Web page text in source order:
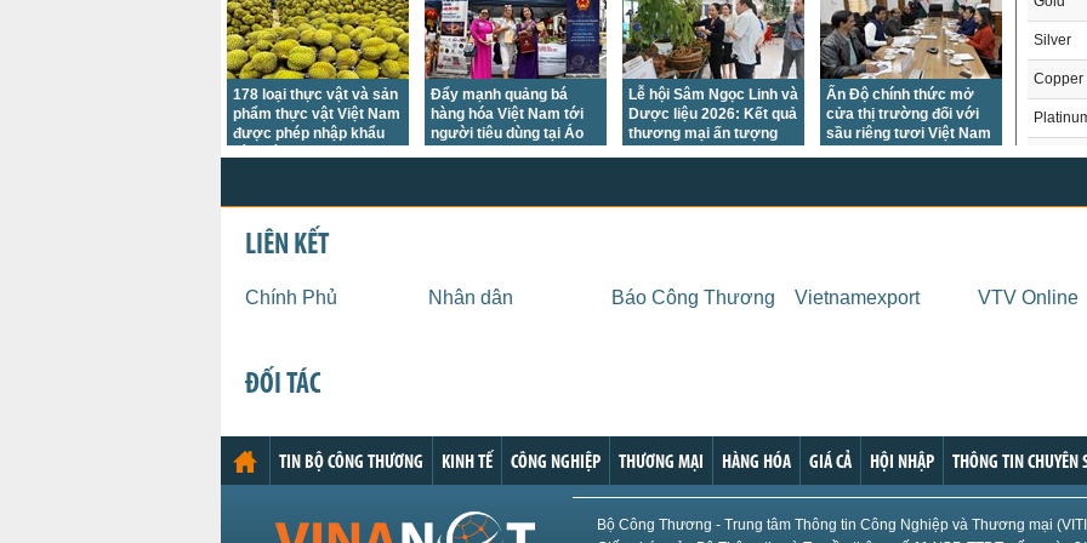
178 loại thực vật và sản
phẩm thực vật Việt Nam
được phép nhập khẩu
Đẩy mạnh quảng bá
hàng hóa Việt Nam tới
người tiêu dùng tại Áo
Lễ hội Sâm Ngọc Linh và
Dược liệu 2026: Kết quả
thương mại ấn tượng
Ấn Độ chính thức mở
cửa thị trường đối với
sầu riêng tươi Việt Nam
Silver
Copper
US
LIÊN KẾT
Chính Phủ Nhân dân Báo Công Thương Vietnamexport VTV Online
ĐỐI TÁC
TIN BỘ CÔNG THƯƠNG KINH TẾ CÔNG NGHIỆP THƯƠNG MẠI HÀNG HÓA GIÁ CẢ HỘI NHẬP THÔNG TIN CHUYÊN
Bộ Công Thương - Trung tâm Thông tin Công Nghiệp và Thương mại